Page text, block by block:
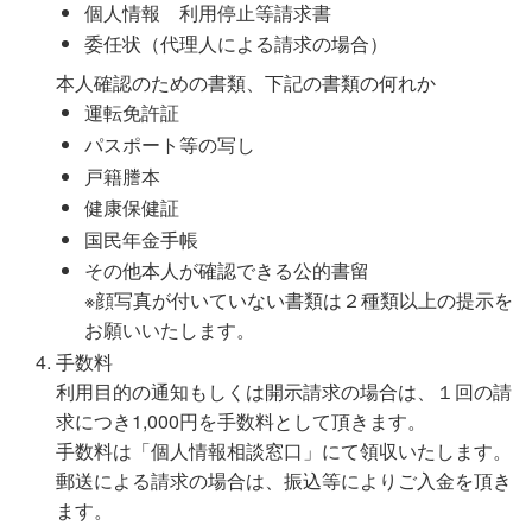
個人情報 利用停止等請求書
委任状（代理人による請求の場合）
本人確認のための書類、下記の書類の何れか
運転免許証
パスポート等の写し
戸籍謄本
健康保健証
国民年金手帳
その他本人が確認できる公的書留
※顔写真が付いていない書類は２種類以上の提示を
お願いいたします。
手数料
利用目的の通知もしくは開示請求の場合は、１回の請
求につき1,000円を手数料として頂きます。
手数料は「個人情報相談窓口」にて領収いたします。
郵送による請求の場合は、振込等によりご入金を頂き
ます。